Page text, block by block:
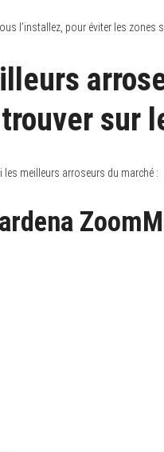
l’installez, pour éviter les
sur
meilleurs arroseurs du marché :